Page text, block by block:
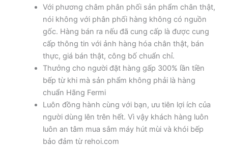
Với phương châm phân phối sản phẩm chân thật,
nói không với phân phối hàng không có nguồn
gốc. Hàng bán ra nếu đã cung cấp là được cung
cấp thông tin với ảnh hàng hóa chân thật, bán
thực, giá bán thật, công bố chuẩn chỉ.
Thưởng cho người đặt hàng gấp 300% lần tiền
bếp từ khi mà sản phẩm không phải là hàng
chuẩn Hãng Fermi
Luôn đồng hành cùng với bạn, ưu tiên lợi ích của
người dùng lên trên hết. Vì vậy khách hàng luôn
luôn an tâm mua sắm máy hút mùi và khói bếp
bảo đảm từ rehoi.com